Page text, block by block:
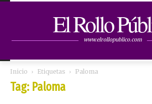
El Rollo
www.elrollopublico.com
Inicio Etiquetas Paloma
Tag: Paloma